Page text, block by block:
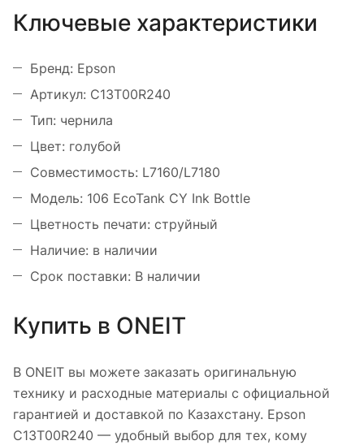
Ключевые характеристики
Бренд: Epson
Артикул: C13T00R240
Тип: чернила
Цвет: голубой
Совместимость: L7160/L7180
Модель: 106 EcoTank CY Ink Bottle
Цветность печати: струйный
Наличие: в наличии
Срок поставки: В наличии
Купить в ONEIT
В ONEIT вы можете заказать оригинальную
технику и расходные материалы с официальной
гарантией и доставкой по Казахстану. Epson
C13T00R240 — удобный выбор для тех, кому